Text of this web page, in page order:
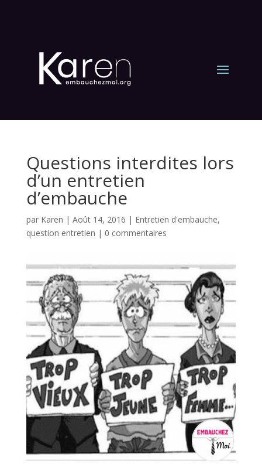
Questions interdites lors
d’un entretien
d’embauche
par Karen | Août 14, 2016 | Entretien d'embauche,
question entretien | 0 commentaires